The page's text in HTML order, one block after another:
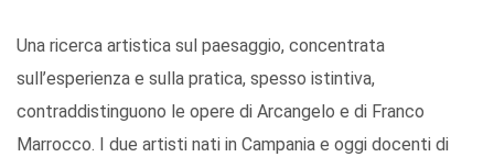
Una ricerca artistica sul paesaggio, concentrata
sull’esperienza e sulla pratica, spesso istintiva,
contraddistinguono le opere di Arcangelo e di Franco
Marrocco. I due artisti nati in Campania e oggi docenti di